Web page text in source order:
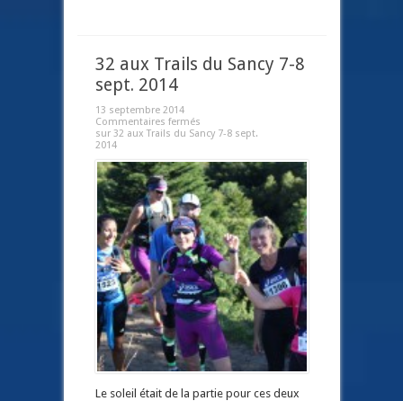
32 aux Trails du Sancy 7-8
sept. 2014
13 septembre 2014
Commentaires fermés
sur 32 aux Trails du Sancy 7-8 sept.
2014
Le soleil était de la partie pour ces deux